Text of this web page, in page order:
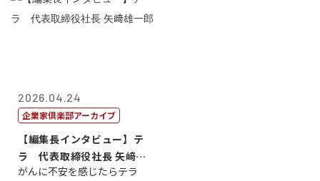
2026.04.24
企業家倶楽部アーカイブ
【編集長インタビュー】テ
ラ 代表取締役社長 矢﨑雄
一郎
がんに不安を感じたらテラ